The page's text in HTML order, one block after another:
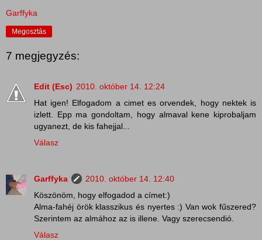
Garffyka
Megosztás
7 megjegyzés:
Edit (Esc) 2010. október 14. 12:24
Hat igen! Elfogadom a cimet es orvendek, hogy nektek is
izlett. Epp ma gondoltam, hogy almaval kene kiprobaljam
ugyanezt, de kis fahejjal...
Válasz
Garffyka
2010. október 14. 12:40
Köszönöm, hogy elfogadod a címet:)
Alma-fahéj örök klasszikus és nyertes :) Van wok fűszered?
Szerintem az almához az is illene. Vagy szerecsendió.
Válasz